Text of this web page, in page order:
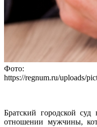
Фото:
https://regnum.ru/uploads/
Братский городской
отношении мужчины,